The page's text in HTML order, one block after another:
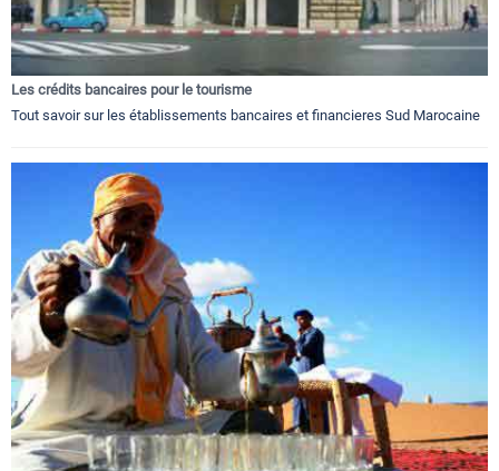
Les crédits bancaires pour le tourisme
Tout savoir sur les établissements bancaires et financieres Sud Marocaine